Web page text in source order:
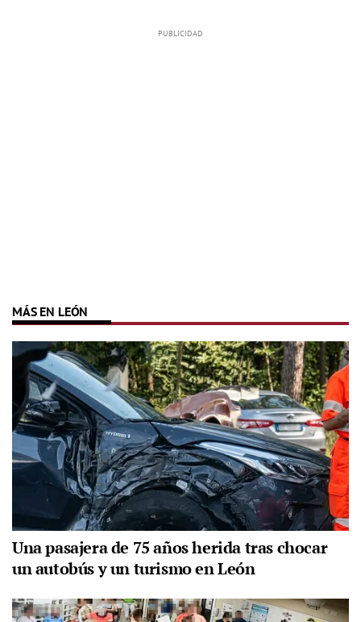
MÁS EN LEÓN
Una pasajera de 75 años herida tras chocar
un autobús y un turismo en León